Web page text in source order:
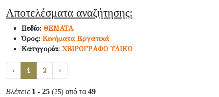
Αποτελέσματα αναζήτησης:
Πεδίο: ΘΕΜΑΤΑ
Όρος: Κινήματα Εργατικά
Κατηγορία:ΧΕΙΡΟΓΡΑΦΟ ΥΛΙΚΟ
‹ 1 2 ›
Βλέπετε 1 - 25 (25) από τα 49